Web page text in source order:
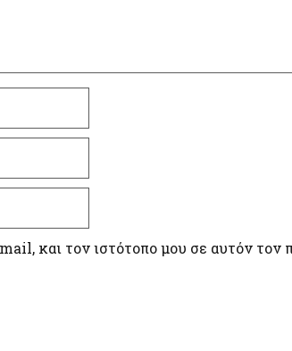
και τον ιστότοπο μου σε αυτόν